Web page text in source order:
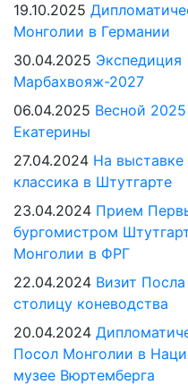
19.10.2025
Монголии в Германии
30.04.2025 Экспедиция
Марбахвояж-2027
06.04.2025 Весной
Екатерины
27.04.2024 На
классика в Штутгарте
23.04.2024 Прием
бургомистром
Монголии в ФРГ
22.04.2024 Визит
столицу коневодства
20.04.2024
Посол Монголии в
музее Вюртемберга